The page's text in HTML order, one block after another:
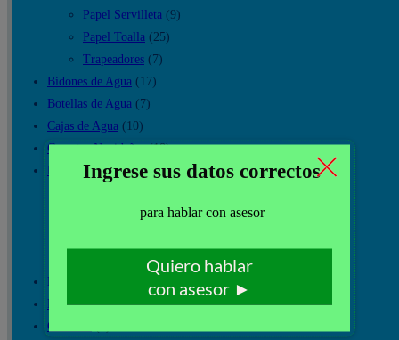
Papel Servilleta (9)
Papel Toalla (25)
Trapeadores (7)
Bidones de Agua (17)
Botellas de Agua (7)
Cajas de Agua (10)
Canastas Navideñas (18)
Descartables (26)
Vasos Plasticos y Tecnoport
(13)
Dispensador de Agua Electrico
Dispensador de Agua portatiles (20)
Gaseosas